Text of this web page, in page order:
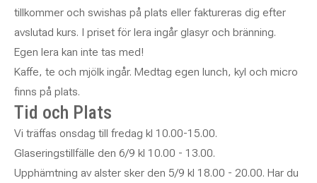
tillkommer och swishas på plats eller faktureras dig efter
avslutad kurs. I priset för lera ingår glasyr och bränning.
Egen lera kan inte tas med!
Kaffe, te och mjölk ingår. Medtag egen lunch, kyl och micro
finns på plats.
Tid och Plats
Vi träffas onsdag till fredag kl 10.00-15.00.
Glaseringstillfälle den 6/9 kl 10.00 - 13.00.
Upphämtning av alster sker den 5/9 kl 18.00 - 20.00. Har du